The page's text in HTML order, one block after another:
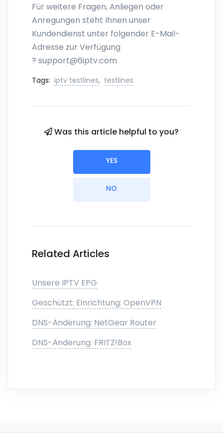
Für weitere Fragen, Anliegen oder
Anregungen steht Ihnen unser
Kundendienst unter folgender E-Mail-
Adresse zur Verfügung
? support@6iptv.com
Tags: iptv testlines, testlines
Was this article helpful to you?
YES
NO
Related Articles
Unsere IPTV EPG
Geschützt: Einrichtung: OpenVPN
DNS-Änderung: NetGear Router
DNS-Änderung: FRITZ!Box